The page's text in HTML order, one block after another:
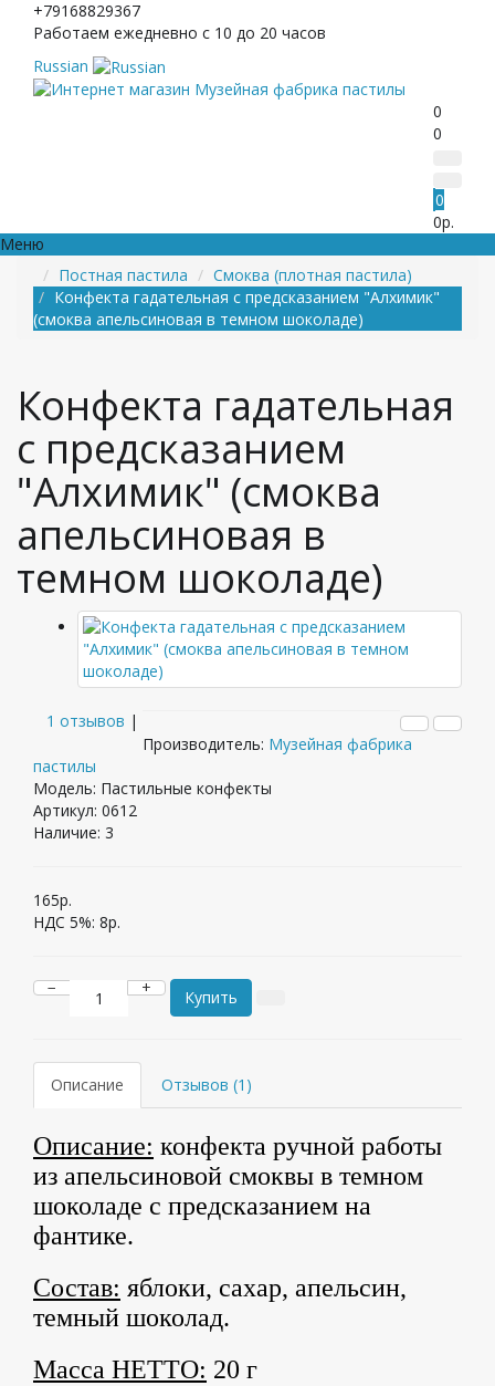
+79168829367
Работаем ежедневно с 10 до 20 часов
Russian
0
0
0
0р.
Меню
Постная пастила
Смоква (плотная пастила)
Конфекта гадательная с предсказанием "Алхимик"
(смоква апельсиновая в темном шоколаде)
Конфекта гадательная
с предсказанием
"Алхимик" (смоква
апельсиновая в
темном шоколаде)
1 отзывов |
Производитель: Музейная фабрика
пастилы
Модель: Пастильные конфекты
Артикул: 0612
Наличие: 3
165р.
НДС 5%: 8р.
− + Купить
Описание Отзывов (1)
Описание: конфекта ручной работы
из апельсиновой смоквы в темном
шоколаде с предсказанием на
фантике.
Состав: яблоки, сахар, апельсин,
темный шоколад.
Масса НЕТТО: 20 г